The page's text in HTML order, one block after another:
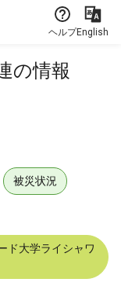
ヘルプEnglish
の情報
被災状況
ド大学ライシャワ